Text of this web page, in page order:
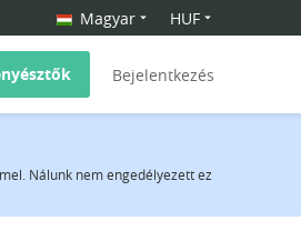
Magyar HUF
Bejelentkezés
Nálunk nem engedélyezett ez